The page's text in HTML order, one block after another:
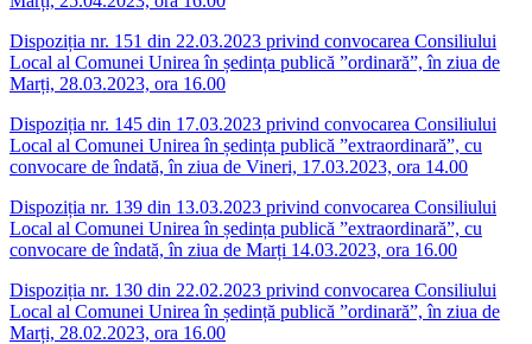
Dispoziția nr. 151 din 22.03.2023 privind convocarea Consiliului
Local al Comunei Unirea în ședința publică ”ordinară”, în ziua de
Marți, 28.03.2023, ora 16.00
Dispoziția nr. 145 din 17.03.2023 privind convocarea Consiliului
Local al Comunei Unirea în ședința publică ”extraordinară”, cu
convocare de îndată, în ziua de Vineri, 17.03.2023, ora 14.00
Dispoziția nr. 139 din 13.03.2023 privind convocarea Consiliului
Local al Comunei Unirea în ședința publică ”extraordinară”, cu
convocare de îndată, în ziua de Marți 14.03.2023, ora 16.00
Dispoziția nr. 130 din 22.02.2023 privind convocarea Consiliului
Local al Comunei Unirea în ședință publică ”ordinară”, în ziua de
Marți, 28.02.2023, ora 16.00